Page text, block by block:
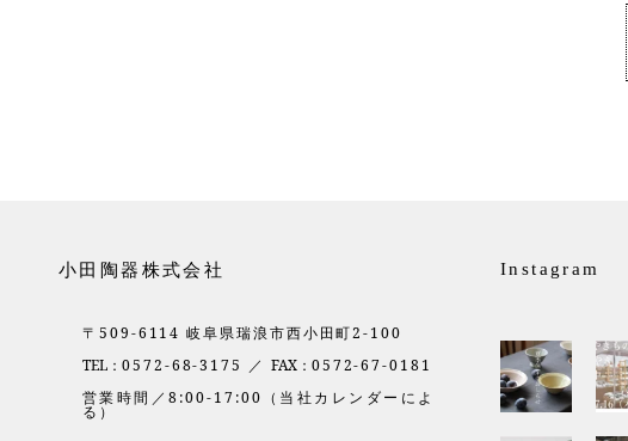
小田陶器株式会社
〒509-6114 岐阜県瑞浪市西小田町2-100
TEL： 0572-68-3175 ／ FAX： 0572-67-0181
営業時間／8:00-17:00（当社カレンダーによ
る）
Instagram